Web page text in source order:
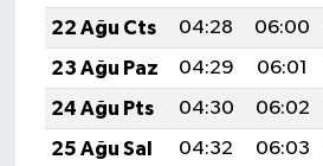
22 Ağu Cts
04:28 06:00
23 Ağu Paz
04:29 06:01
24 Ağu Pts
04:30 06:02
25 Ağu Sal
04:32 06:03